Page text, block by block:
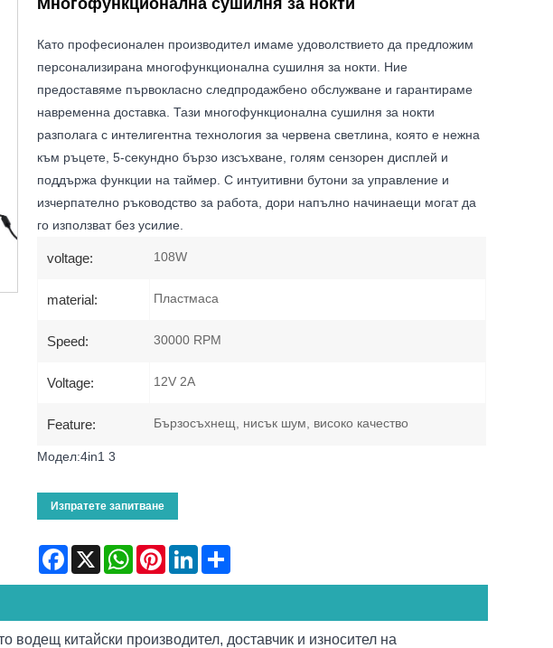
Многофункционална сушилня за нокти
Като професионален производител имаме удоволствието да предложим
персонализирана многофункционална сушилня за нокти. Ние
предоставяме първокласно следпродажбено обслужване и гарантираме
навременна доставка. Тази многофункционална сушилня за нокти
разполага с интелигентна технология за червена светлина, която е нежна
към ръцете, 5-секундно бързо изсъхване, голям сензорен дисплей и
поддържа функции на таймер. С интуитивни бутони за управление и
изчерпателно ръководство за работа, дори напълно начинаещи могат да
го използват без усилие.
voltage: 108W
material: Пластмаса
Speed: 30000 RPM
Voltage: 12V 2A
Feature: Бързосъхнещ, нисък шум, високо качество
Модел:4in1 3
Изпратете запитване
Facebook
X WhatsAppPinterestLinkedInShare
водещ китайски производител, доставчик и износител на